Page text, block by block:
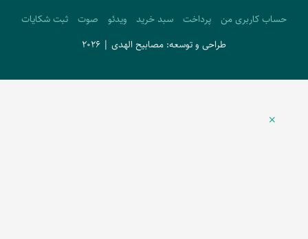
حساب کاربری من پرداخت سبد خرید ویدئو صوت
ثبت شکایات
طراحی و توسعه: مصابیح الهدی | 2026